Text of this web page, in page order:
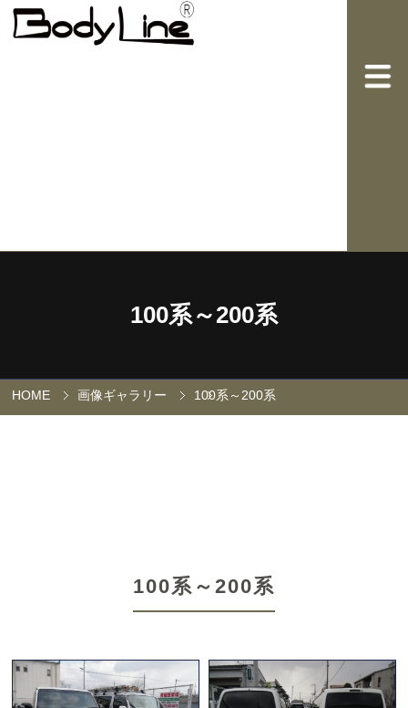
100系～200系
HOME 画像ギャラリー 100系～200系
100系～200系